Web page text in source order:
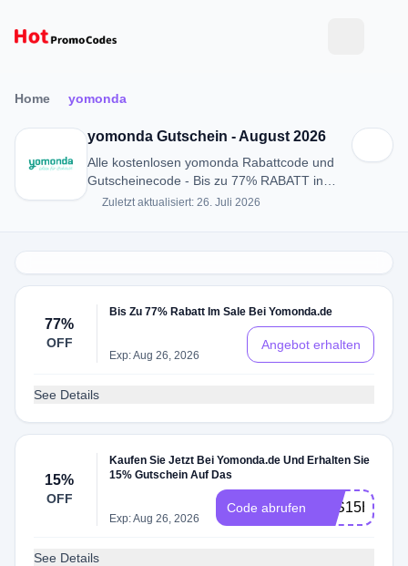
Home yomonda
yomonda Gutschein - August 2026
Alle kostenlosen yomonda Rabattcode und
Gutscheinecode - Bis zu 77% RABATT in
August 2026
Zuletzt aktualisiert: 26. Juli 2026
77%
OFF
Bis Zu 77% Rabatt Im Sale Bei Yomonda.de
Exp: Aug 26, 2026
Angebot erhalten
See Details
15%
OFF
Kaufen Sie Jetzt Bei Yomonda.de Und Erhalten Sie
15% Gutschein Auf Das
Exp: Aug 26, 2026
Code abrufen
See Details